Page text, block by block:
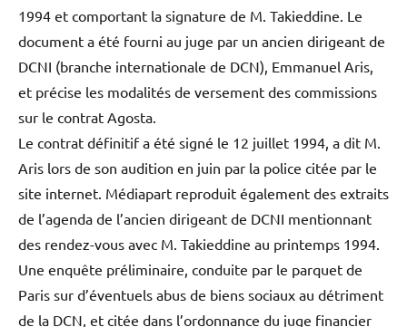
1994 et comportant la signature de M. Takieddine. Le
document a été fourni au juge par un ancien dirigeant de
DCNI (branche internationale de DCN), Emmanuel Aris,
et précise les modalités de versement des commissions
sur le contrat Agosta.
Le contrat définitif a été signé le 12 juillet 1994, a dit M.
Aris lors de son audition en juin par la police citée par le
site internet. Médiapart reproduit également des extraits
de l’agenda de l’ancien dirigeant de DCNI mentionnant
des rendez-vous avec M. Takieddine au printemps 1994.
Une enquête préliminaire, conduite par le parquet de
Paris sur d’éventuels abus de biens sociaux au détriment
de la DCN, et citée dans l’ordonnance du juge financier